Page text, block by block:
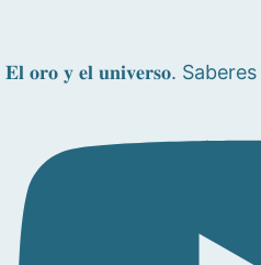
𝐄𝐥 𝐨𝐫𝐨 𝐲 𝐞𝐥 𝐮𝐧𝐢𝐯𝐞𝐫𝐬𝐨.